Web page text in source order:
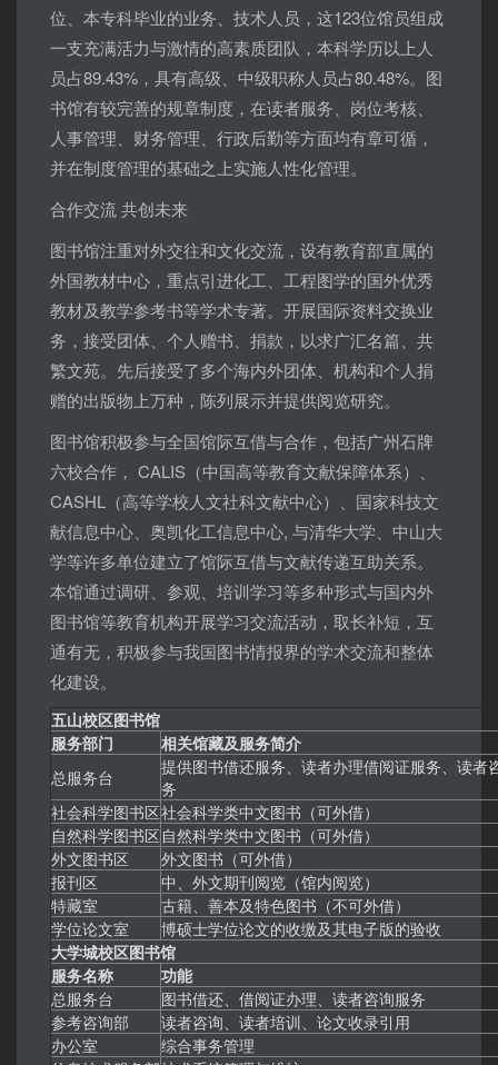
位、本专科毕业的业务、技术人员，这123位馆员组成
一支充满活力与激情的高素质团队，本科学历以上人
员占89.43%，具有高级、中级职称人员占80.48%。图
书馆有较完善的规章制度，在读者服务、岗位考核、
人事管理、财务管理、行政后勤等方面均有章可循，
并在制度管理的基础之上实施人性化管理。
合作交流 共创未来
图书馆注重对外交往和文化交流，设有教育部直属的
外国教材中心，重点引进化工、工程图学的国外优秀
教材及教学参考书等学术专著。开展国际资料交换业
务，接受团体、个人赠书、捐款，以求广汇名篇、共
繁文苑。先后接受了多个海内外团体、机构和个人捐
赠的出版物上万种，陈列展示并提供阅览研究。
图书馆积极参与全国馆际互借与合作，包括广州石牌
六校合作， CALIS（中国高等教育文献保障体系）、
CASHL（高等学校人文社科文献中心）、国家科技文
献信息中心、奥凯化工信息中心, 与清华大学、中山大
学等许多单位建立了馆际互借与文献传递互助关系。
本馆通过调研、参观、培训学习等多种形式与国内外
图书馆等教育机构开展学习交流活动，取长补短，互
通有无，积极参与我国图书情报界的学术交流和整体
化建设。
五山校区图书馆
服务部门
相关馆藏及服务简介
总服务台
提供图书借还服务、读者办理借阅证服务、读者
务
社会科学图书区社会科学类中文图书（可外借）
自然科学图书区 自然科学类中文图书（可外借）
外文图书区
外文图书（可外借）
报刊区
中、外文期刊阅览（馆内阅览）
特藏室
古籍、善本及特色图书（不可外借）
学位论文室
博硕士学位论文的收缴及其电子版的验收
大学城校区图书馆
服务名称
功能
总服务台
图书借还、借阅证办理、读者咨询服务
参考咨询部
读者咨询、读者培训、论文收录引用
办公室
综合事务管理